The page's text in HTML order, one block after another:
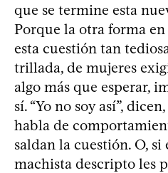
que se termine esta
Porque la otra forma
esta cuestión tan
trillada, de mujeres
algo más que esperar,
sí. “Yo no soy así”,
habla de
saldan la cuestión. O,
machista descripto les